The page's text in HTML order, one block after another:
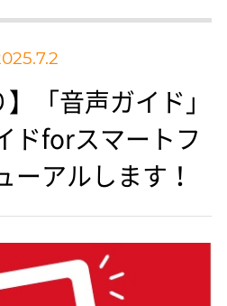
「音声ガイド」
ドforスマートフ
ーアルします！